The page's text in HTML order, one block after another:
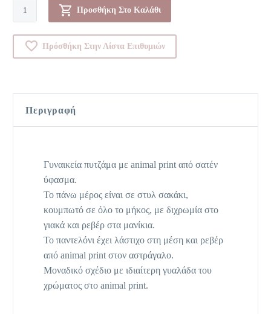
Πυτζάμα-00022641
ποσότητα
Προσθήκη Στο Καλάθι
Πρόσθήκη Στην Λίστα Επιθυμιών
Περιγραφή
Γυναικεία πυτζάμα με animal print από σατέν
ύφασμα.
Το πάνω μέρος είναι σε στυλ σακάκι,
κουμπωτό σε όλο το μήκος, με διχρωμία στο
γιακά και ρεβέρ στα μανίκια.
Το παντελόνι έχει λάστιχο στη μέση και ρεβέρ
από animal print στον αστράγαλο.
Μοναδικό σχέδιο με ιδιαίτερη γυαλάδα του
χρώματος στο animal print.